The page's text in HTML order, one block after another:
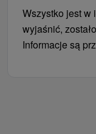
Wszystko jest w
wyjaśnić,
Informacje są